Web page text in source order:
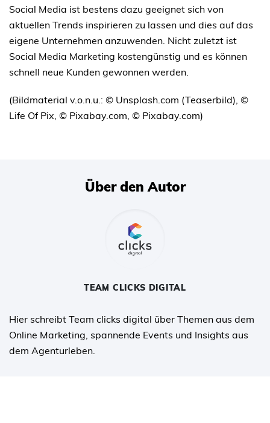
Social Media ist bestens dazu geeignet sich von
aktuellen Trends inspirieren zu lassen und dies auf das
eigene Unternehmen anzuwenden. Nicht zuletzt ist
Social Media Marketing kostengünstig und es können
schnell neue Kunden gewonnen werden.
(Bildmaterial v.o.n.u.: © Unsplash.com (Teaserbild), ©
Life Of Pix, © Pixabay.com, © Pixabay.com)
Über den Autor
TEAM CLICKS DIGITAL
Hier schreibt Team clicks digital über Themen aus dem
Online Marketing, spannende Events und Insights aus
dem Agenturleben.